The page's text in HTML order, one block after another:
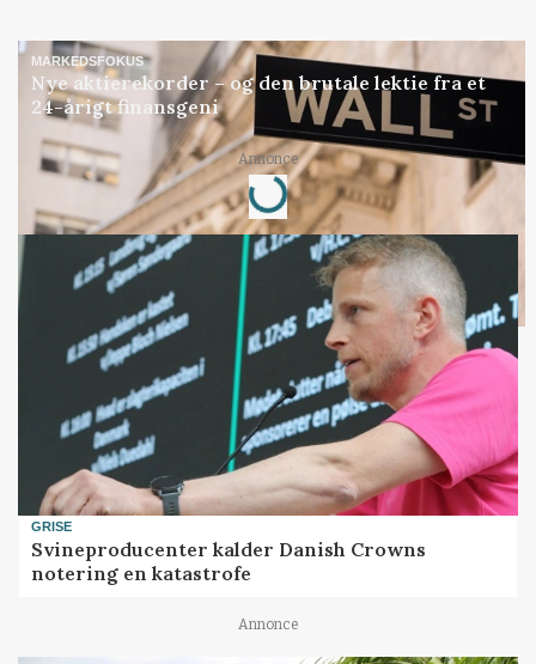
MARKEDSFOKUS
Nye aktierekorder – og den brutale lektie fra et
24-årigt finansgeni
Annonce
Loading...
GRISE
Svineproducenter kalder Danish Crowns
notering en katastrofe
Annonce